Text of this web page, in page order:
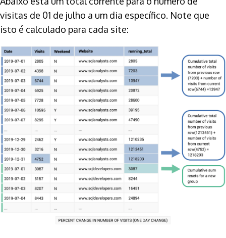
visitas de 01 de julho a um dia específico. Note que
isto é calculado para cada site: